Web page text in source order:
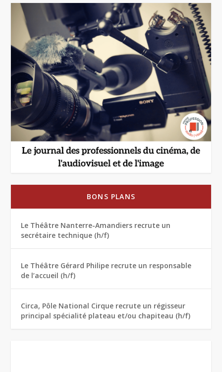
BONS PLANS
Le Théâtre Nanterre-Amandiers recrute un
secrétaire technique (h/f)
Le Théâtre Gérard Philipe recrute un responsable
de l’accueil (h/f)
Circa, Pôle National Cirque recrute un régisseur
principal spécialité plateau et/ou chapiteau (h/f)